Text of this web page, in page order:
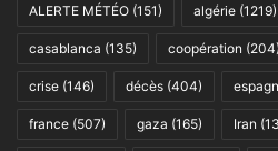
ALERTE MÉTÉO (151) algérie (1219)
casablanca (135) coopération (204)
crise (146) décès (404)
france (507) gaza (165) Iran